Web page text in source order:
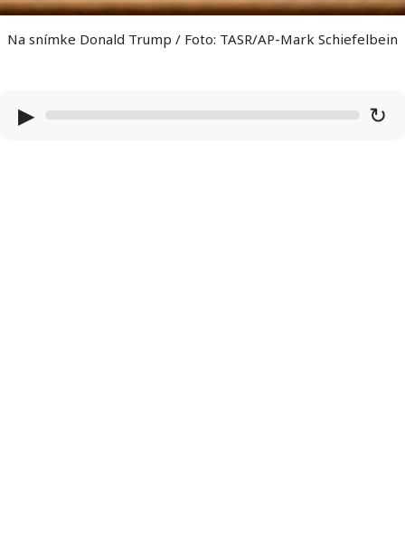
Na snímke Donald Trump / Foto: TASR/AP-Mark Schiefelbein
▶ ↻